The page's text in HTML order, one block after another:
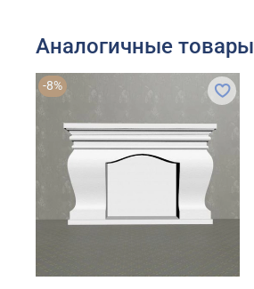
Аналогичные товары
-8%